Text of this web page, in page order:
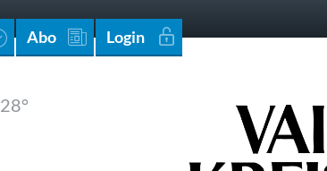
Abo Login
28°